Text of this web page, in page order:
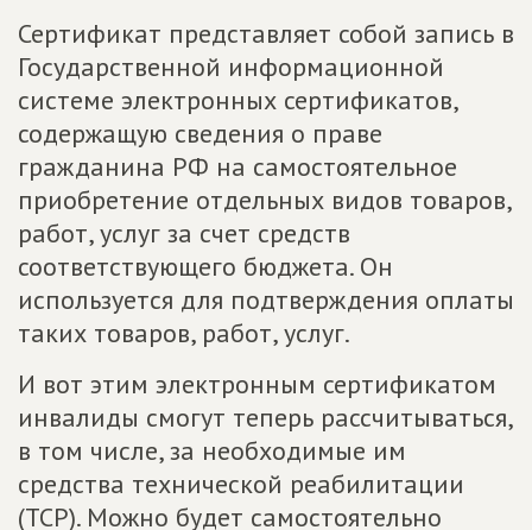
Сертификат представляет собой запись в
Государственной информационной
системе электронных сертификатов,
содержащую сведения о праве
гражданина РФ на самостоятельное
приобретение отдельных видов товаров,
работ, услуг за счет средств
соответствующего бюджета. Он
используется для подтверждения оплаты
таких товаров, работ, услуг.
И вот этим электронным сертификатом
инвалиды смогут теперь рассчитываться,
в том числе, за необходимые им
средства технической реабилитации
(ТСР). Можно будет самостоятельно